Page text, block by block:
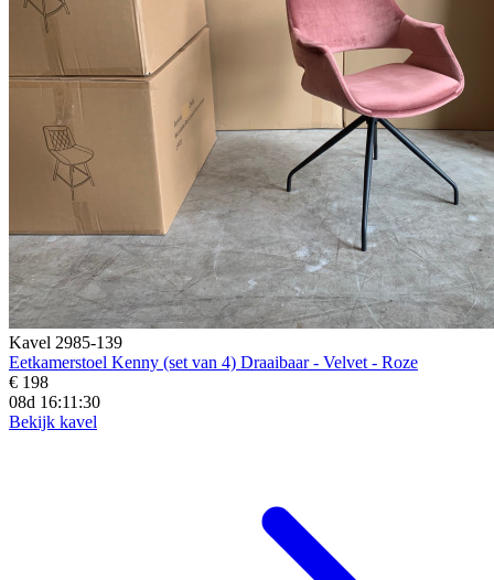
Kavel 2985-139
Eetkamerstoel Kenny (set van 4) Draaibaar - Velvet - Roze
€ 198
08d 16:11:29
Bekijk kavel